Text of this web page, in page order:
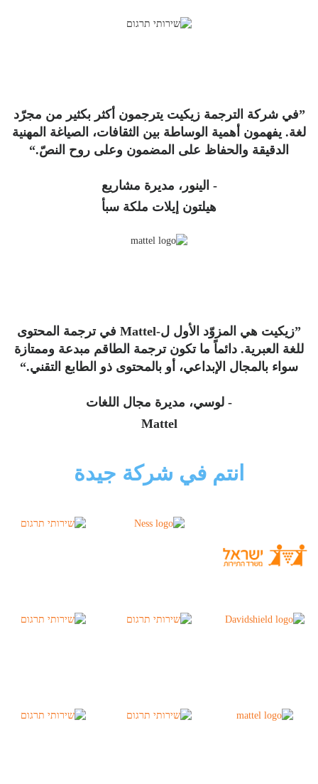
”في شركة الترجمة زيكيت يترجمون أكثر بكثير من مجرّد
لغة. يفهمون أهمية الوساطة بين الثقافات، الصياغة المهنية
الدقيقة والحفاظ على المضمون وعلى روح النصّ.“
- الينور، مديرة مشاريع
هيلتون إيلات ملكة سبأ
”زيكيت هي المزوّد الأول ل-Mattel في ترجمة المحتوى
للغة العبرية. دائماً ما تكون ترجمة الطاقم مبدعة وممتازة
سواء بالمجال الإبداعي، أو بالمحتوى ذو الطابع التقني.“
- لوسي، مديرة مجال اللغات
Mattel
انتم في شركة جيدة